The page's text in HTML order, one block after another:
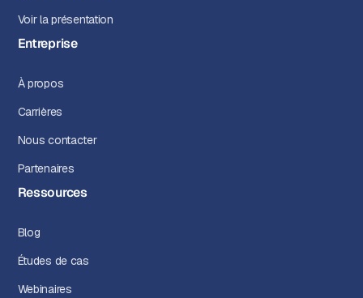
Voir la présentation
Entreprise
À propos
Carrières
Nous contacter
Partenaires
Ressources
Blog
Études de cas
Webinaires